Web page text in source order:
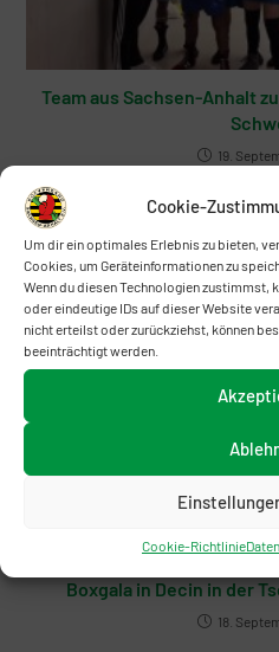
Cookie-
Um dir ein optimales Erlebnis zu bieten,
Cookies, um Geräteinformationen zu
Wenn du diesen Technologien zustimmst,
oder eindeutige IDs auf dieser Website
nicht erteilst oder zurückziehst, können
beeinträchtigt werden.
Cookie-Richtlinie
Team aus Sachsen-Anhalt
19.
Boxgala in Decin in der
18.